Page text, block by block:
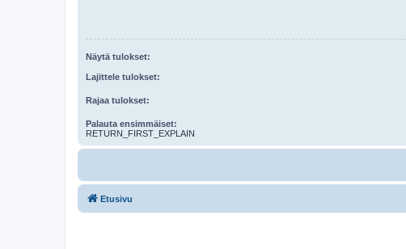
Näytä tulokset:
Lajittele tulokset:
Rajaa tulokset:
Palauta ensimmäiset:
RETURN_FIRST_EXPLAIN
Etusivu